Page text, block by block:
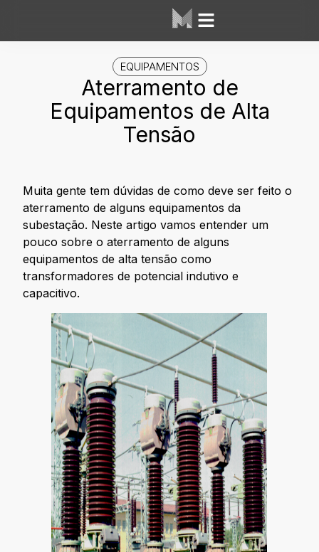
EQUIPAMENTOS
Aterramento de
Equipamentos de Alta
Tensão
Muita gente tem dúvidas de como deve ser feito o
aterramento de alguns equipamentos da
subestação. Neste artigo vamos entender um
pouco sobre o aterramento de alguns
equipamentos de alta tensão como
transformadores de potencial indutivo e
capacitivo.